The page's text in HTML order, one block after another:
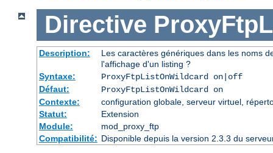
Directive
Description:
Les caractères génériques dans les noms
l'affichage d'un listing ?
Syntaxe:
ProxyFtpListOnWildcard on|off
Défaut:
ProxyFtpListOnWildcard on
Contexte:
configuration globale, serveur virtuel,
Statut:
Extension
Module:
mod_proxy_ftp
Compatibilité: Disponible depuis la version 2.3.3 du